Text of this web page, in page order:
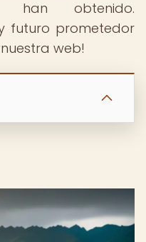
han obtenido.
futuro prometedor
web!